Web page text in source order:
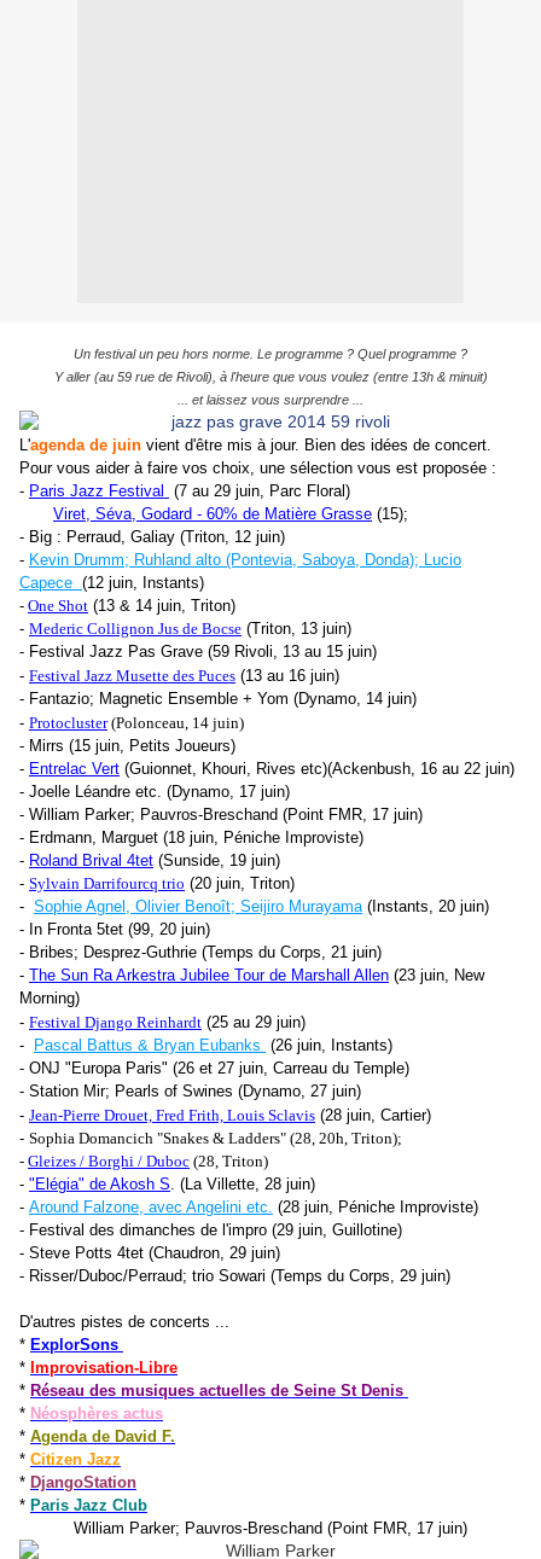
Un festival un peu hors norme. Le programme ? Quel programme ?
Y aller (au 59 rue de Rivoli), à l'heure que vous voulez (entre 13h & minuit)
... et laissez vous surprendre ...
L'agenda de juin vient d'être mis à jour. Bien des idées de concert.
Pour vous aider à faire vos choix, une sélection vous est proposée :
- Paris Jazz Festival
(7 au 29 juin, Parc Floral)
Viret, Séva, Godard - 60% de Matière Grasse (15);
- Big : Perraud, Galiay (Triton, 12 juin)
- Kevin Drumm; Ruhland alto (Pontevia, Saboya, Donda); Lucio
Capece (12 juin, Instants)
- One Shot (13 & 14 juin, Triton)
- Mederic Collignon Jus de Bocse (Triton, 13 juin)
- Festival Jazz Pas Grave (59 Rivoli, 13 au 15 juin)
- Festival Jazz Musette des Puces (13 au 16 juin)
- Fantazio; Magnetic Ensemble + Yom (Dynamo, 14 juin)
- Protocluster (Polonceau, 14 juin)
- Mirrs (15 juin, Petits Joueurs)
- Entrelac Vert (Guionnet, Khouri, Rives etc)(Ackenbush, 16 au 22 juin)
- Joelle Léandre etc. (Dynamo, 17 juin)
- William Parker; Pauvros-Breschand (Point FMR, 17 juin)
- Erdmann, Marguet (18 juin, Péniche Improviste)
- Roland Brival 4tet (Sunside, 19 juin)
- Sylvain Darrifourcq trio (20 juin, Triton)
- Sophie Agnel, Olivier Benoît; Seijiro Murayama (Instants, 20 juin)
- In Fronta 5tet (99, 20 juin)
- Bribes; Desprez-Guthrie (Temps du Corps, 21 juin)
- The Sun Ra Arkestra Jubilee Tour de Marshall Allen (23 juin, New
Morning)
- Festival Django Reinhardt (25 au 29 juin)
-
Pascal Battus & Bryan Eubanks (26 juin, Instants)
- ONJ "Europa Paris" (26 et 27 juin, Carreau du Temple)
- Station Mir; Pearls of Swines (Dynamo, 27 juin)
- Jean-Pierre Drouet, Fred Frith, Louis Sclavis (28 juin, Cartier)
- Sophia Domancich "Snakes & Ladders" (28, 20h, Triton);
- Gleizes / Borghi / Duboc (28, Triton)
- "Elégia" de Akosh S. (La Villette, 28 juin)
- Around Falzone, avec Angelini etc. (28 juin, Péniche Improviste)
- Festival des dimanches de l'impro (29 juin, Guillotine)
- Steve Potts 4tet (Chaudron, 29 juin)
- Risser/Duboc/Perraud; trio Sowari (Temps du Corps, 29 juin)
D'autres pistes de concerts ...
* ExplorSons
* Improvisation-Libre
* Réseau des musiques actuelles de Seine St Denis
* Néosphères actus
* Agenda de David F.
* Citizen Jazz
* DjangoStation
* Paris Jazz Club
William Parker; Pauvros-Breschand (Point FMR, 17 juin)